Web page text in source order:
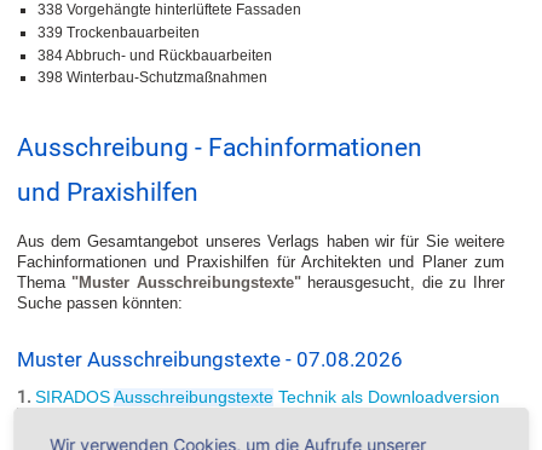
338 Vorgehängte hinterlüftete Fassaden
339 Trockenbauarbeiten
384 Abbruch- und Rückbauarbeiten
398 Winterbau-Schutzmaßnahmen
Ausschreibung - Fachinformationen
und Praxishilfen
Aus dem Gesamtangebot unseres Verlags haben wir für Sie weitere
Fachinformationen und Praxishilfen für Architekten und Planer zum
Thema "Muster Ausschreibungstexte"herausgesucht, die zu Ihrer
Suche passen könnten:
Muster Ausschreibungstexte - 07.08.2026
1. SIRADOS AusschreibungstexteTechnik als Downloadversion
X50 für Kostenplanung und BIM-Bauteilbe
musterung exportiert werden. Preisfaktoren Mit
Wir verwenden Cookies, um die Aufrufe unserer